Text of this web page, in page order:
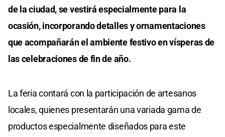
de la ciudad, se vestirá especialmente para la
ocasión, incorporando detalles y ornamentaciones
que acompañarán el ambiente festivo en vísperas de
las celebraciones de fin de año.
La feria contará con la participación de artesanos
locales, quienes presentarán una variada gama de
productos especialmente diseñados para este